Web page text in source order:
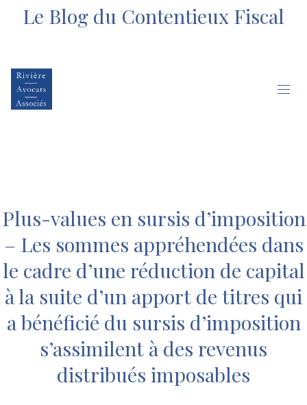
Le Blog du Contentieux Fiscal
Plus-values en sursis d’imposition
– Les sommes appréhendées dans
le cadre d’une réduction de capital
à la suite d’un apport de titres qui
a bénéficié du sursis d’imposition
s’assimilent à des revenus
distribués imposables